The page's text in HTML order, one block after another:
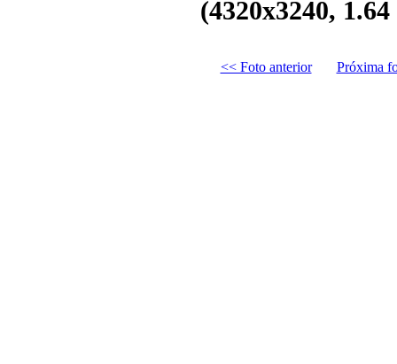
(4320x3240,
<< Foto anterior Próxima